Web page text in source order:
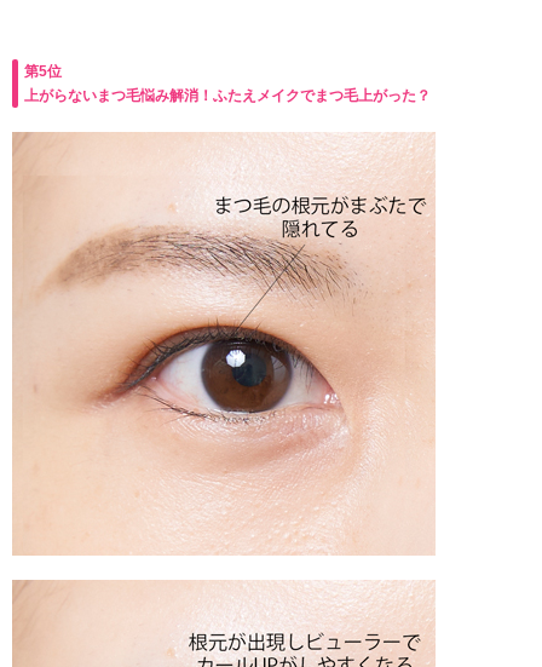
第5位
上がらないまつ毛悩み解消！ふたえメイクでまつ毛上がった？